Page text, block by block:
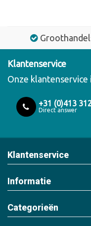
Klantenservice
Onze klantenservice
+31 (0)413
Direct answer
Klantenservice
Informatie
Categorieën